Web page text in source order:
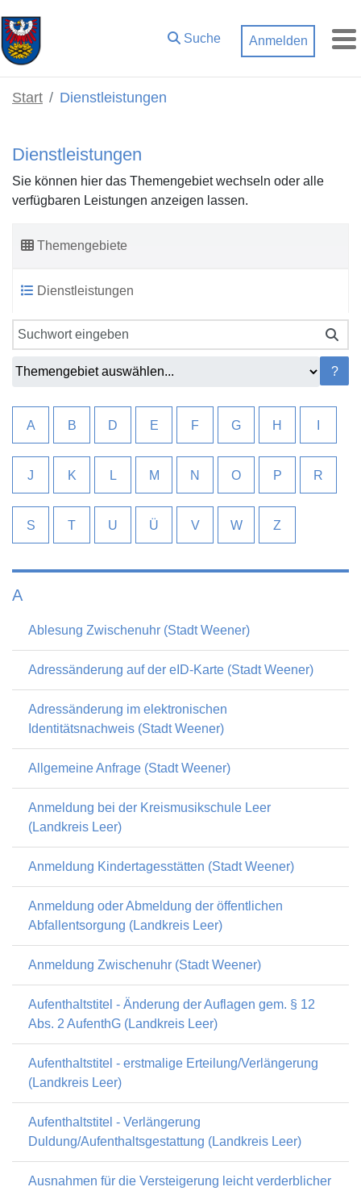
Zum Hauptinhalt springen
Suche
Anmelden
Start Dienstleistungen
Dienstleistungen
Sie können hier das Themengebiet wechseln oder alle
verfügbaren Leistungen anzeigen lassen.
Themengebiete
Dienstleistungen
Sie können hier das Themengebiet wechseln oder alle ?
A B D E F G H
J K L M N O P R
S T U Ü V W Z
A
Ablesung Zwischenuhr (Stadt Weener)
Adressänderung auf der eID-Karte (Stadt Weener)
Adressänderung im elektronischen
Identitätsnachweis (Stadt Weener)
Allgemeine Anfrage (Stadt Weener)
Anmeldung bei der Kreismusikschule Leer
(Landkreis Leer)
Anmeldung Kindertagesstätten (Stadt Weener)
Anmeldung oder Abmeldung der öffentlichen
Abfallentsorgung (Landkreis Leer)
Anmeldung Zwischenuhr (Stadt Weener)
Aufenthaltstitel - Änderung der Auflagen gem. § 12
Abs. 2 AufenthG (Landkreis Leer)
Aufenthaltstitel - erstmalige Erteilung/Verlängerung
(Landkreis Leer)
Aufenthaltstitel - Verlängerung
Duldung/Aufenthaltsgestattung (Landkreis Leer)
Ausnahmen für die Versteigerung leicht verderblicher